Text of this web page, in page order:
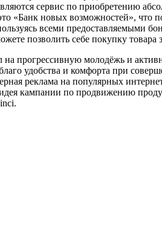
сервис по приобретению
«Банк новых возможностей»,
всеми предоставляемыми
позволить себе покупку товара
прогрессивную молодёжь и
удобства и комфорта при
реклама на популярных
кампании по продвижению